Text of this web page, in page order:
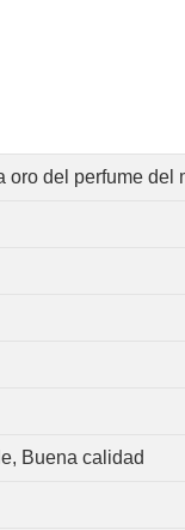
del perfume del
Buena calidad